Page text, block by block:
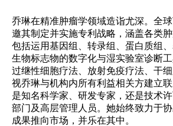
乔琳在精准肿瘤学领域造诣尤深。全
邀其制定并实施专利战略，涵盖各类肿
包括运用基因组、转录组、蛋白质组
生物标志物的数字化与湿实验室诊断工
过继性细胞疗法、放射免疫疗法、干
视乔琳与机构内所有利益相关方建立
是知名科学家、研发专家，还是技术
部门及高层管理人员。她始终致力于
成果推向市场，并乐在其中。